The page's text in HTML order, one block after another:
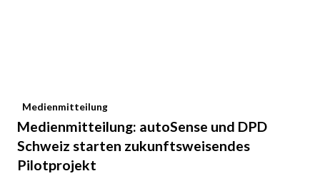
Medienmitteilung
Medienmitteilung: autoSense und DPD
Schweiz starten zukunftsweisendes
Pilotprojekt